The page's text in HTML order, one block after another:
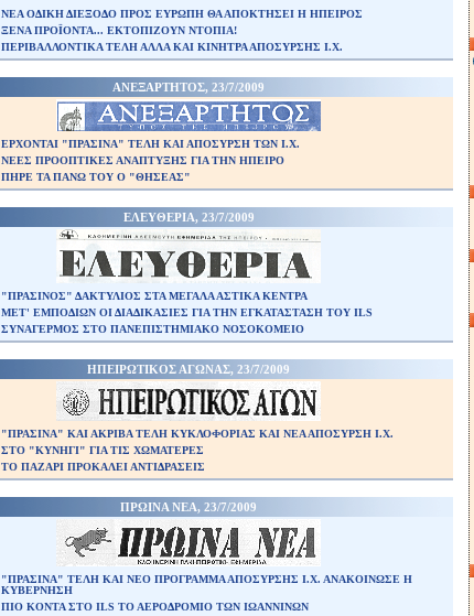
ΝΕΑ ΟΔΙΚΗ ΔΙΕΞΟΔΟ ΠΡΟΣ ΕΥΡΩΠΗ ΘΑ ΑΠΟΚΤΗΣΕΙ Η ΗΠΕΙΡΟΣ
ΞΕΝΑ ΠΡΟΪΟΝΤΑ... ΕΚΤΟΠΙΖΟΥΝ ΝΤΟΠΙΑ!
ΠΕΡΙΒΑΛΛΟΝΤΙΚΑ ΤΕΛΗ ΑΛΛΑ ΚΑΙ ΚΙΝΗΤΡΑ ΑΠΟΣΥΡΣΗΣ Ι.Χ.
ΑΝΕΞΑΡΤΗΤΟΣ, 23/7/2009
ΕΡΧΟΝΤΑΙ "ΠΡΑΣΙΝΑ" ΤΕΛΗ ΚΑΙ ΑΠΟΣΥΡΣΗ ΤΩΝ Ι.Χ.
ΝΕΕΣ ΠΡΟΟΠΤΙΚΕΣ ΑΝΑΠΤΥΞΗΣ ΓΙΑ ΤΗΝ ΗΠΕΙΡΟ
ΠΗΡΕ ΤΑ ΠΑΝΩ ΤΟΥ Ο "ΘΗΣΕΑΣ"
ΕΛΕΥΘΕΡΙΑ, 23/7/2009
"ΠΡΑΣΙΝΟΣ" ΔΑΚΤΥΛΙΟΣ ΣΤΑ ΜΕΓΑΛΑ ΑΣΤΙΚΑ ΚΕΝΤΡΑ
ΜΕΤ' ΕΜΠΟΔΙΩΝ ΟΙ ΔΙΑΔΙΚΑΣΙΕΣ ΓΙΑ ΤΗΝ ΕΓΚΑΤΑΣΤΑΣΗ ΤΟΥ ILS
ΣΥΝΑΓΕΡΜΟΣ ΣΤΟ ΠΑΝΕΠΙΣΤΗΜΙΑΚΟ ΝΟΣΟΚΟΜΕΙΟ
ΗΠΕΙΡΩΤΙΚΟΣ ΑΓΩΝΑΣ, 23/7/2009
"ΠΡΑΣΙΝΑ" ΚΑΙ ΑΚΡΙΒΑ ΤΕΛΗ ΚΥΚΛΟΦΟΡΙΑΣ ΚΑΙ ΝΕΑ ΑΠΟΣΥΡΣΗ Ι.Χ.
ΣΤΟ "ΚΥΝΗΓΙ" ΓΙΑ ΤΙΣ ΧΩΜΑΤΕΡΕΣ
ΤΟ ΠΑΖΑΡΙ ΠΡΟΚΑΛΕΙ ΑΝΤΙΔΡΑΣΕΙΣ
ΠΡΩΙΝΑ ΝΕΑ, 23/7/2009
"ΠΡΑΣΙΝΑ" ΤΕΛΗ ΚΑΙ ΝΕΟ ΠΡΟΓΡΑΜΜΑ ΑΠΟΣΥΡΣΗΣ Ι.Χ. ΑΝΑΚΟΙΝΩΣΕ Η
ΚΥΒΕΡΝΗΣΗ
ΠΙΟ ΚΟΝΤΑ ΣΤΟ ILS ΤΟ ΑΕΡΟΔΡΟΜΙΟ ΤΩΝ ΙΩΑΝΝΙΝΩΝ